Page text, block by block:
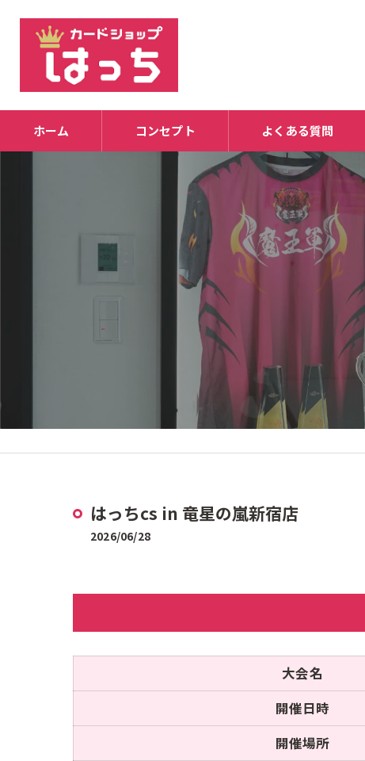
ホーム コンセプト よくある質問
はっちcs in 竜星の嵐新宿店
2026/06/28
大会名
開催日時
開催場所